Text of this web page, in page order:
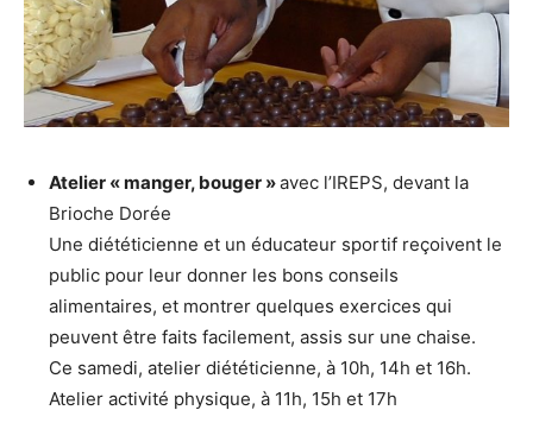
Atelier « manger, bouger »avec l’IREPS, devant la
Brioche Dorée
Une diététicienne et un éducateur sportif reçoivent le
public pour leur donner les bons conseils
alimentaires, et montrer quelques exercices qui
peuvent être faits facilement, assis sur une chaise.
Ce samedi, atelier diététicienne, à 10h, 14h et 16h.
Atelier activité physique, à 11h, 15h et 17h